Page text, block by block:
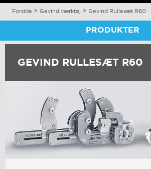
Forside Gevind værktøj Gevind Rullesæt R60
PRODUKTER
GEVIND RULLESÆT R60